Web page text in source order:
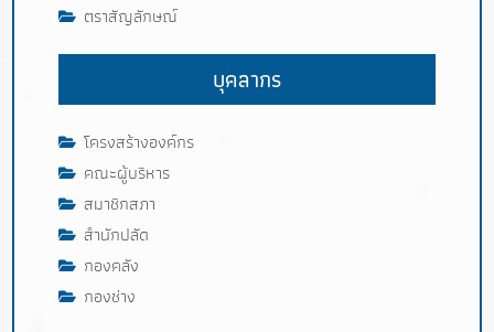
ตราสัญลักษณ์
บุคลากร
โครงสร้างองค์กร
คณะผู้บริหาร
สมาชิกสภา
สำนักปลัด
กองคลัง
กองช่าง